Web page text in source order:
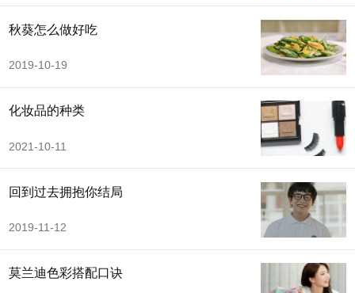
秋葵怎么做好吃
2019-10-19
化妆品的种类
2021-10-11
回到过去拥抱你结局
2019-11-12
莫兰迪色彩搭配口诀